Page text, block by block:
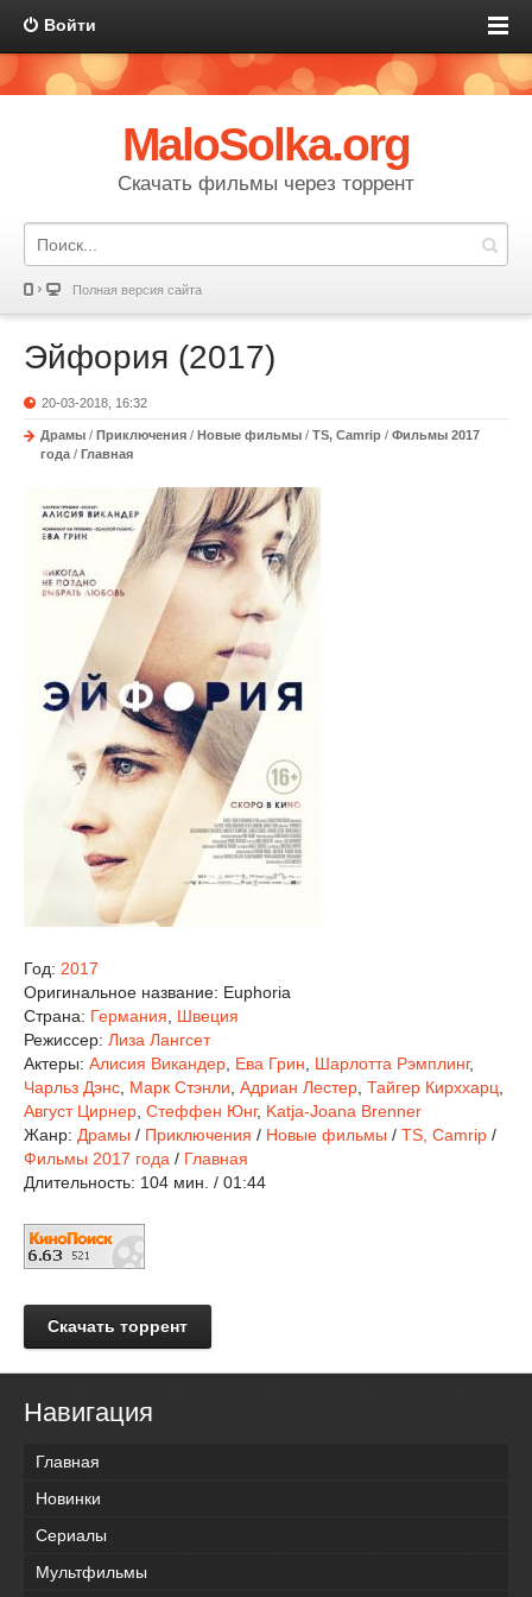
Войти
MaloSolka.org
Скачать фильмы через торрент
Полная версия сайта
Эйфория (2017)
20-03-2018, 16:32
Драмы / Приключения / Новые фильмы / TS, Camrip / Фильмы 2017
года / Главная
Год: 2017
Оригинальное название: Euphoria
Страна: Германия
Швеция
Режиссер: Лиза Лангсет
Актеры: Алисия Викандер Ева Грин Шарлотта Рэмплинг,
Чарльз Дэнс Марк Стэнли Адриан Лестер Тайгер Кирххарц
Август Цирнер Стеффен Юнг, Katja-Joana Brenner
Жанр: Драмы / Приключения / Новые фильмы / TS, Camrip /
Фильмы 2017 года / Главная
Длительность: 104 мин. / 01:44
Скачать торрент
Навигация
Главная
Новинки
Сериалы
Мультфильмы